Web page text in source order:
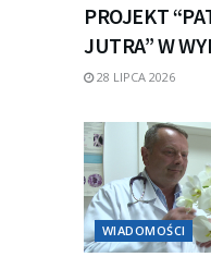
PROJEKT
JUTRA” W
28 LIPCA 2026
WIADOMOŚCI